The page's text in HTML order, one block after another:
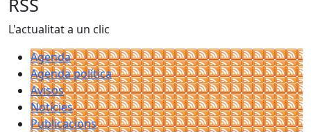
L'actualitat a un clic
Agenda
Agenda política
Avisos
Notícies
Publicacions